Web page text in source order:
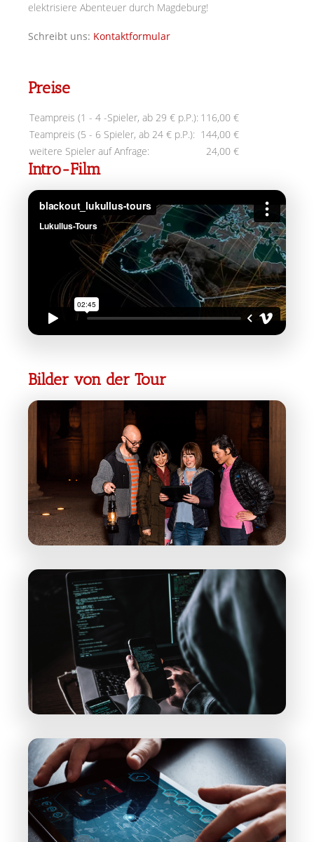
elektrisiere Abenteuer durch Magdeburg!
Schreibt uns: Kontaktformular
Preise
Teampreis (1 - 4 -Spieler, ab 29 € p.P.): 116,00 €
Teampreis (5 - 6 Spieler, ab 24 € p.P.): 144,00 €
weitere Spieler auf Anfrage:
24,00 €
Intro-Film
Bilder von der Tour